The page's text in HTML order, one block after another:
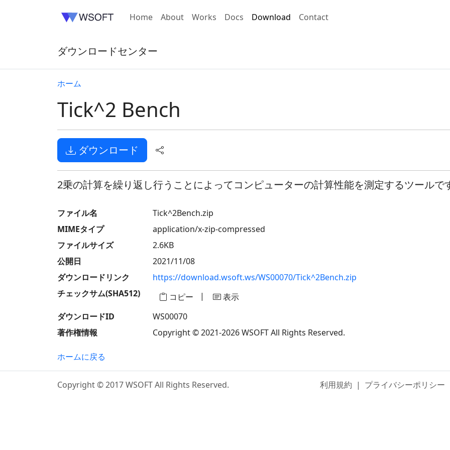
Home About Works Docs Download Contact
ダウンロードセンター
ホーム
Tick^2 Bench
ダウンロード
2乗の計算を繰り返し行うことによってコンピューターの計算性能を測定するツールで
ファイル名
Tick^2Bench.zip
MIMEタイプ
application/x-zip-compressed
ファイルサイズ
2.6KB
公開日
2021/11/08
ダウンロードリンク
https://download.wsoft.ws/WS00070/Tick^2Bench.zip
チェックサム(SHA512)
コピー |
表示
ダウンロードID
WS00070
著作権情報
Copyright © 2021-2026 WSOFT All Rights Reserved.
ホームに戻る
Copyright © 2017 WSOFT All Rights Reserved. 利用規約 | プライバシーポリシー